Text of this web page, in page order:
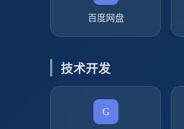
百度网盘
技术开发